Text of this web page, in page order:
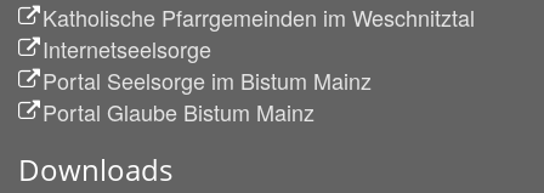
Katholische Pfarrgemeinden im Weschnitztal
Internetseelsorge
Portal Seelsorge im Bistum Mainz
Portal Glaube Bistum Mainz
Downloads